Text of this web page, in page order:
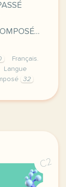
Français.
Langue
32
semaine
C2